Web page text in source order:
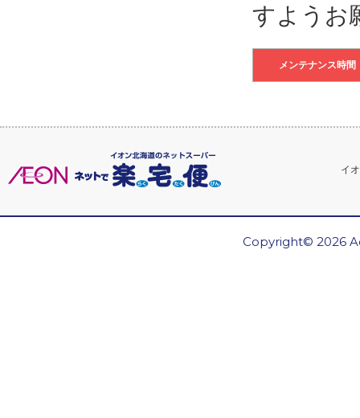
すようお
メンテナンス時間
イ
Copyright© 2026